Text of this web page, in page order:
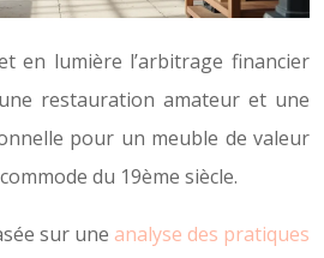
en lumière l’arbitrage financier
restauration amateur et une
pour un meuble de valeur
du 19ème siècle.
sur une analyse des pratiques